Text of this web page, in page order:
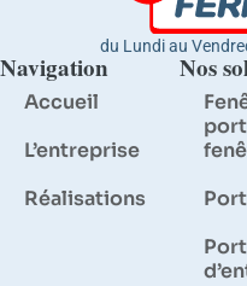
du Lundi au
Navigation
Accueil
L’entreprise
Réalisations
Nos